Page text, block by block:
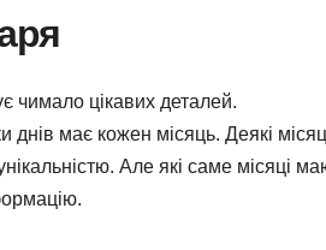
чимало цікавих деталей.
днів має кожен місяць. Деякі
Але які саме місяці